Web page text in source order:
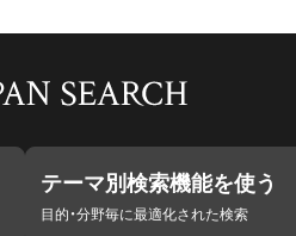
テーマ別検索機能を使う
目的・分野毎に最適化された検索